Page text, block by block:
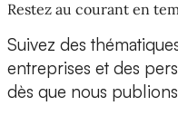
Restez au courant en
Suivez des
entreprises et des
dès que nous